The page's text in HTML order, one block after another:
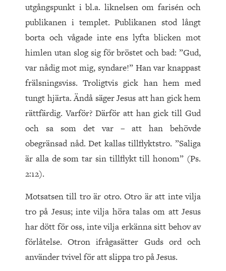
utgångspunkt i bl.a. liknelsen om farisén och
publikanen i templet. Publikanen stod långt
borta och vågade inte ens lyfta blicken mot
himlen utan slog sig för bröstet och bad: ”Gud,
var nådig mot mig, syndare!” Han var knappast
frälsningsviss. Troligtvis gick han hem med
tungt hjärta. Ändå säger Jesus att han gick hem
rättfärdig. Varför? Därför att han gick till Gud
och sa som det var – att han behövde
obegränsad nåd. Det kallas tillflyktstro. ”Saliga
är alla de som tar sin tillflykt till honom” (Ps.
2:12).
Motsatsen till tro är otro. Otro är att inte vilja
tro på Jesus; inte vilja höra talas om att Jesus
har dött för oss, inte vilja erkänna sitt behov av
förlåtelse. Otron ifrågasätter Guds ord och
använder tvivel för att slippa tro på Jesus.